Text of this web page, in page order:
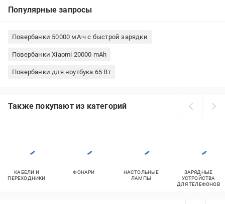
Популярные запросы
Повербанки 50000 мА·ч с быстрой зарядки
Повербанки Xiaomi 20000 mAh
Повербанки для ноутбука 65 Вт
Также покупают из категорий
КАБЕЛИ И
ПЕРЕХОДНИКИ
ФОНАРИ
НАСТОЛЬНЫЕ
ЛАМПЫ
ЗАРЯДНЫЕ
УСТРОЙСТВА
ДЛЯ ТЕЛЕФОНОВ